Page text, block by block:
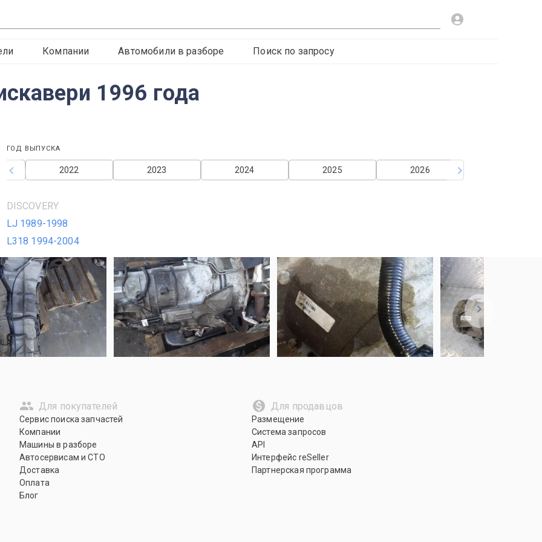
Компании Автомобили в разборе Поиск по запросу
1996 года
ГОД ВЫПУСКА
2026
2025
2024
2023
2022
DISCOVERY
LJ 1989-1998
L318 1994-2004
Для покупателей
Сервис поиска запчастей
Компании
Машины в разборе
Автосервисам и СТО
Доставка
Оплата
Блог
Для продавцов
Размещение
Система запросов
API
Интерфейс reSeller
Партнерская программа